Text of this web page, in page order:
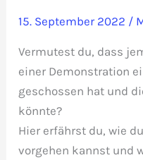
15. September 2022 /
Vermutest du, dass
einer Demonstration
geschossen hat und
könnte?
Hier erfährst du, wie
vorgehen kannst und